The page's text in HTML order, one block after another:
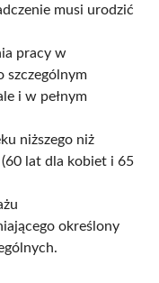
musi urodzić
pracy w
szczególnym
i w pełnym
niższego niż
lat dla kobiet i 65
określony